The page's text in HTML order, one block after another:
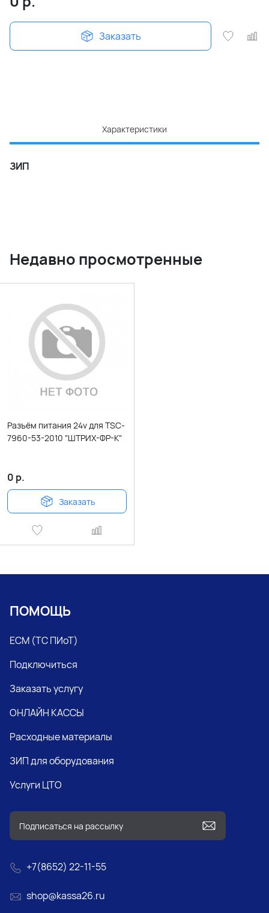
Заказать
Характеристики
ЗИП
Недавно просмотренные
Разъём питания 24v для TSC-
7960-53-2010 "ШТРИХ-ФР-К"
0 р.
Заказать
ПОМОЩЬ
ЕСМ (ТС ПИоТ)
Подключиться
Заказать услугу
ОНЛАЙН КАССЫ
Расходные материалы
ЗИП для оборудования
Услуги ЦТО
+7(8652) 22-11-55
shop@kassa26.ru